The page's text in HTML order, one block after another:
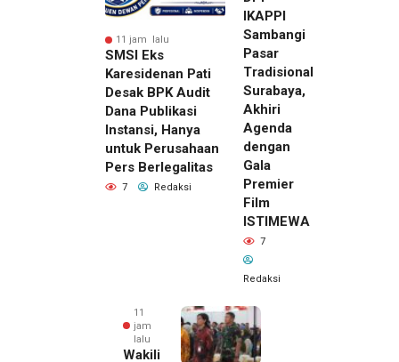
11 jam lalu
SMSI Eks
Karesidenan Pati
Desak BPK Audit
Dana Publikasi
Instansi, Hanya
untuk Perusahaan
Pers Berlegalitas
7 Redaksi
IKAPPI
Sambangi
Pasar
Tradisional
Surabaya,
Akhiri
Agenda
dengan
Gala
Premier
Film
ISTIMEWA
7
Redaksi
11
jam
lalu
Wakili